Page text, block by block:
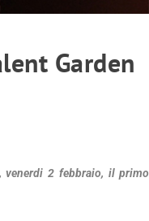
Garden
venerdi 2 febbraio, il primo